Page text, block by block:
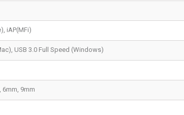
iAP(MFi)
USB 3.0 Full Speed (Windows)
6mm, 9mm